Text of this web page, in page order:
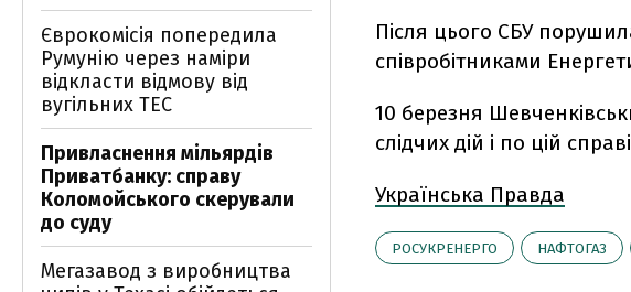
Після цього СБУ
співробітниками
10 березня
слідчих дій і по цій
Українська Правда
РОСУКРЕНЕРГО НАФТОГАЗ
Єврокомісія попередила
Румунію через наміри
відкласти відмову від
вугільних ТЕС
Привласнення мільярдів
Приватбанку: справу
Коломойського скерували
до суду
Мегазавод з виробництва